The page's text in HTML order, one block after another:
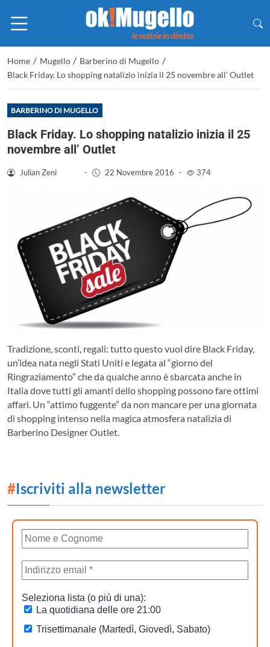
Home / Mugello / Barberino di Mugello /
Black Friday. Lo shopping natalizio inizia il 25 novembre all’ Outlet
BARBERINO DI MUGELLO
Black Friday. Lo shopping natalizio inizia il 25
novembre all’ Outlet
Julian Zeni - 22 Novembre 2016 - 374
Tradizione, sconti, regali: tutto questo vuol dire Black Friday,
un’idea nata negli Stati Uniti e legata al “giorno del
Ringraziamento” che da qualche anno è sbarcata anche in
Italia dove tutti gli amanti dello shopping possono fare ottimi
affari. Un “attimo fuggente” da non mancare per una giornata
di shopping intenso nella magica atmosfera natalizia di
Barberino Designer Outlet.
#Iscriviti alla newsletter